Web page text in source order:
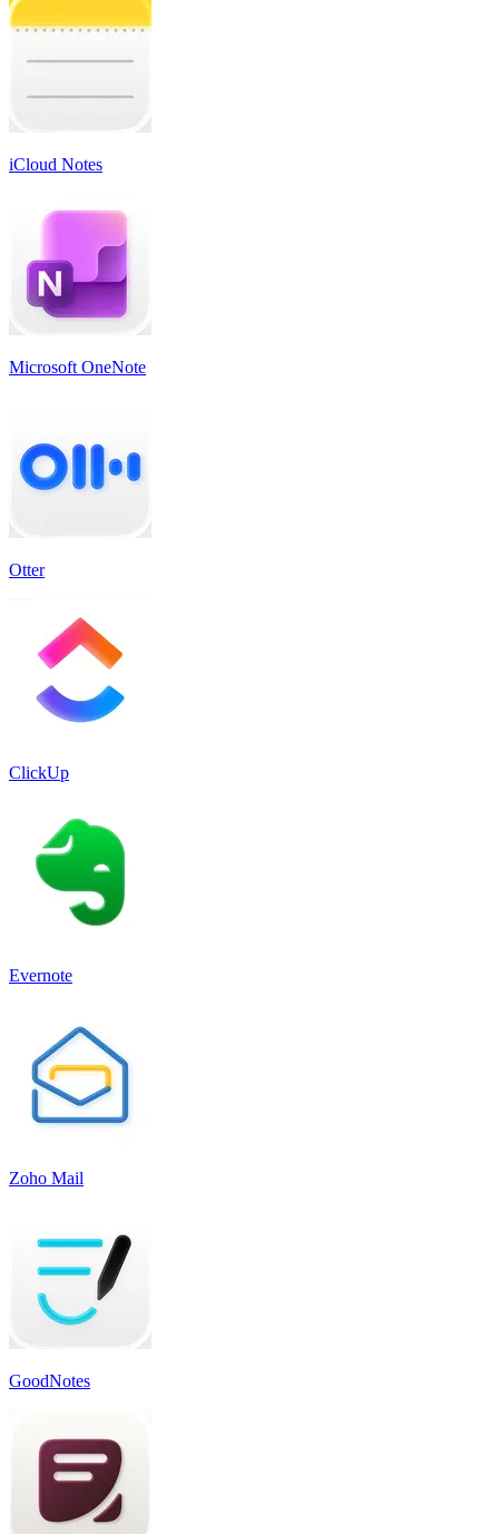
iCloud Notes
Microsoft OneNote
Otter
ClickUp
Evernote
Zoho Mail
GoodNotes